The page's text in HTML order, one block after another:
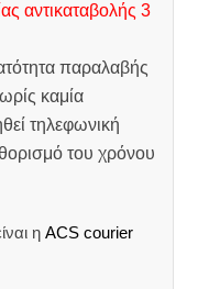
αντικαταβολής 3
παραλαβής
καμία
τηλεφωνική
του χρόνου
ηACS courier